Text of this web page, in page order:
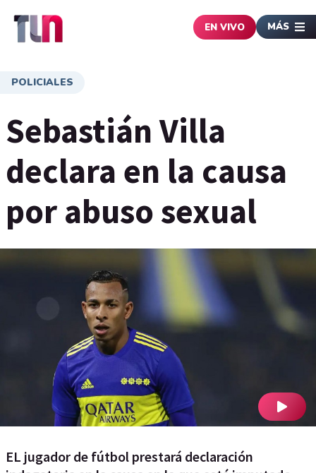
EN VIVO MÁS
POLICIALES
Sebastián Villa
declara en la causa
por abuso sexual
EL jugador de fútbol prestará declaración